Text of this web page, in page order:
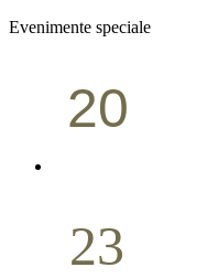
Evenimente speciale
20
23